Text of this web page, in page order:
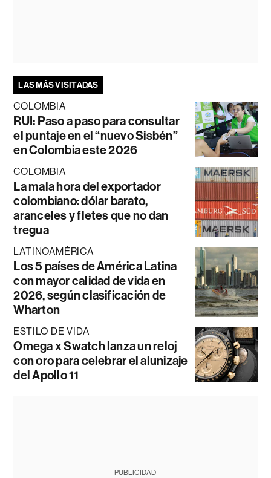
LAS MÁS VISITADAS
COLOMBIA
RUI: Paso a paso para consultar
el puntaje en el “nuevo Sisbén”
en Colombia este 2026
COLOMBIA
La mala hora del exportador
colombiano: dólar barato,
aranceles y fletes que no dan
tregua
LATINOAMÉRICA
Los 5 países de América Latina
con mayor calidad de vida en
2026, según clasificación de
Wharton
ESTILO DE VIDA
Omega x Swatch lanza un reloj
con oro para celebrar el alunizaje
del Apollo 11
PUBLICIDAD